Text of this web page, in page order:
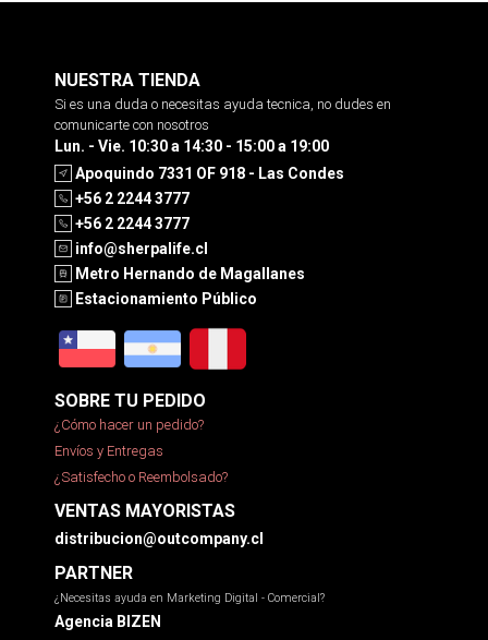
NUESTRA TIENDA
Si es una duda o necesitas ayuda tecnica, no dudes en
comunicarte con nosotros
Lun. - Vie. 10:30 a 14:30 - 15:00 a 19:00
Apoquindo 7331 OF 918 - Las Condes
+56 2 2244 3777
+56 2 2244 3777
info@sherpalife.cl
Metro Hernando de Magallanes
Estacionamiento Público
SOBRE TU PEDIDO
¿Cómo hacer un pedido?
Envíos y Entregas
¿Satisfecho o Reembolsado?
VENTAS MAYORISTAS
distribucion@outcompany.cl
PARTNER
¿Necesitas ayuda en Marketing Digital - Comercial?
Agencia BIZEN